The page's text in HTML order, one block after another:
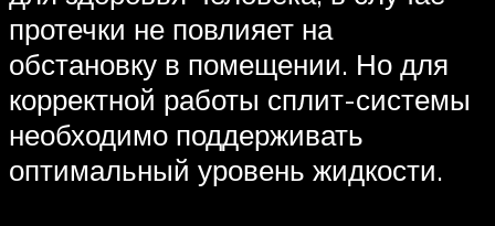
протечки не повлияет на
обстановку в помещении. Но для
корректной работы сплит-системы
необходимо поддерживать
оптимальный уровень жидкости.